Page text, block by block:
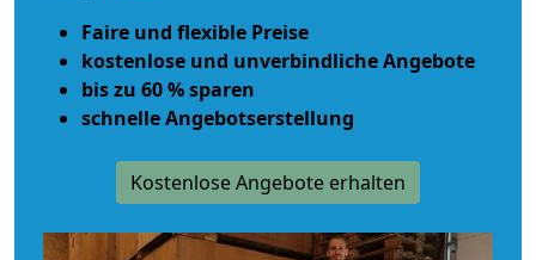
Faire und flexible Preise
kostenlose und unverbindliche Angebote
bis zu 60 % sparen
schnelle Angebotserstellung
Kostenlose Angebote erhalten